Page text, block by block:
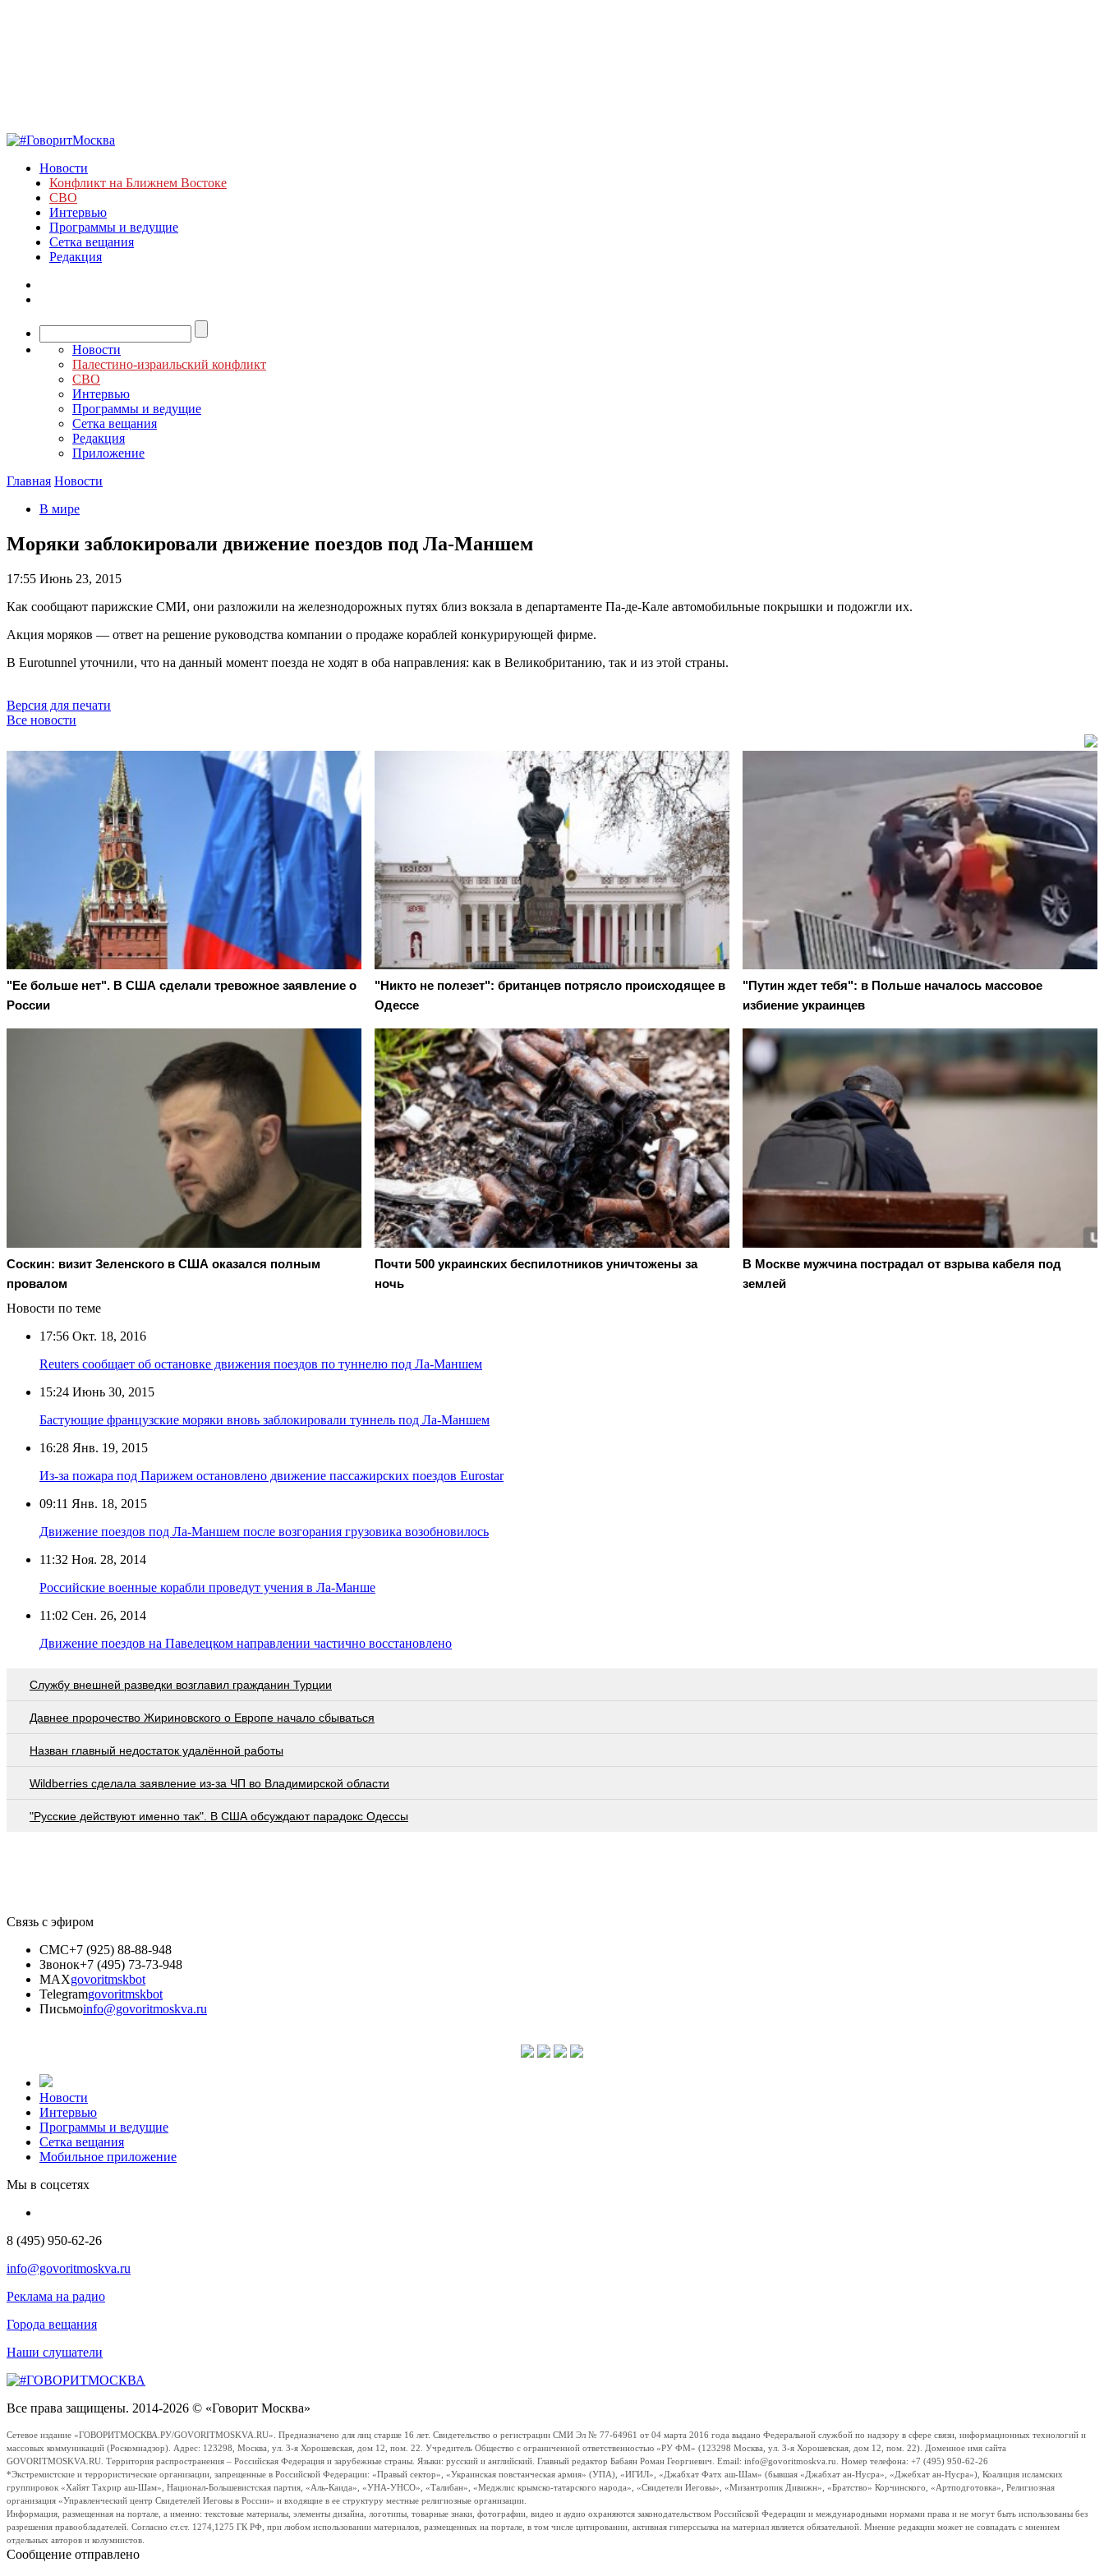
Новости
Конфликт на Ближнем Востоке
СВО
Интервью
Программы и ведущие
Сетка вещания
Редакция
Новости
Палестино-израильский конфликт
СВО
Интервью
Программы и ведущие
Сетка вещания
Редакция
Приложение
Главная Новости
В мире
Моряки заблокировали движение поездов под Ла-Маншем
17:55 Июнь 23, 2015
Как сообщают парижские СМИ, они разложили на железнодорожных путях близ вокзала в департаменте Па-де-Кале автомобильные покрышки и подожгли их.
Акция моряков — ответ на решение руководства компании о продаже кораблей конкурирующей фирме.
В Eurotunnel уточнили, что на данный момент поезда не ходят в оба направления: как в Великобританию, так и из этой страны.
Версия для печати
Все новости
"Ее больше нет". В США сделали тревожное заявление о
России
"Никто не полезет": британцев потрясло происходящее в
Одессе
"Путин ждет тебя": в Польше началось массовое
избиение украинцев
Соскин: визит Зеленского в США оказался полным
провалом
Почти 500 украинских беспилотников уничтожены за
ночь
В Москве мужчина пострадал от взрыва кабеля под
землей
Новости по теме
17:56 Окт. 18, 2016
Reuters сообщает об остановке движения поездов по туннелю под Ла-Маншем
15:24 Июнь 30, 2015
Бастующие французские моряки вновь заблокировали туннель под Ла-Маншем
16:28 Янв. 19, 2015
Из-за пожара под Парижем остановлено движение пассажирских поездов Eurostar
09:11 Янв. 18, 2015
Движение поездов под Ла-Маншем после возгорания грузовика возобновилось
11:32 Ноя. 28, 2014
Российские военные корабли проведут учения в Ла-Манше
11:02 Сен. 26, 2014
Движение поездов на Павелецком направлении частично восстановлено
Службу внешней разведки возглавил гражданин Турции
Давнее пророчество Жириновского о Европе начало сбываться
Назван главный недостаток удалённой работы
Wildberries cделала заявление из-за ЧП во Владимирской области
"Русские действуют именно так". В США обсуждают парадокс Одессы
Связь с эфиром
СМС+7 (925) 88-88-948
Звонок+7 (495) 73-73-948
MAXgovoritmskbot
Telegramgovoritmskbot
Письмоinfo@govoritmoskva.ru
Новости
Интервью
Программы и ведущие
Сетка вещания
Мобильное приложение
Мы в соцсетях
8 (495) 950-62-26
info@govoritmoskva.ru
Реклама на радио
Города вещания
Наши слушатели
Все права защищены. 2014-2026 © «Говорит Москва»
Сетевое издание «ГОВОРИТМОСКВА.РУ/GOVORITMOSKVA.RU». Предназначено для лиц старше 16 лет. Свидетельство о регистрации СМИ Эл № 77-64961 от 04 марта 2016 года выдано Федеральной службой по надзору в сфере связи, информационных технологий и
массовых коммуникаций (Роскомнадзор). Адрес: 123298, Москва, ул. 3-я Хорошевская, дом 12, пом. 22. Учредитель Общество с ограниченной ответственностью «РУ ФМ» (123298 Москва, ул. 3-я Хорошевская, дом 12, пом. 22). Доменное имя сайта
GOVORITMOSKVA.RU. Территория распространения – Российская Федерация и зарубежные страны. Языки: русский и английский. Главный редактор Бабаян Роман Георгиевич. Email: info@govoritmoskva.ru. Номер телефона: +7 (495) 950-62-26
*Экстремистские и террористические организации, запрещенные в Российской Федерации: «Правый сектор», «Украинская повстанческая армия» (УПА), «ИГИЛ», «Джабхат Фатх аш-Шам» (бывшая «Джабхат ан-Нусра», «Джебхат ан-Нусра»), Коалиция исламских
группировок «Хайят Тахрир аш-Шам», Национал-Большевистская партия, «Аль-Каида», «УНА-УНСО», «Талибан», «Меджлис крымско-татарского народа», «Свидетели Иеговы», «Мизантропик Дивижн», «Братство» Корчинского, «Артподготовка», Религиозная
организация «Управленческий центр Свидетелей Иеговы в России» и входящие в ее структуру местные религиозные организации.
Информация, размещенная на портале, а именно: текстовые материалы, элементы дизайна, логотипы, товарные знаки, фотографии, видео и аудио охраняются законодательством Российской Федерации и международными нормами права и не могут быть использованы без
разрешения правообладателей. Согласно ст.ст. 1274,1275 ГК РФ, при любом использовании материалов, размещенных на портале, в том числе цитировании, активная гиперссылка на материал является обязательной. Мнение редакции может не совпадать с мнением
отдельных авторов и колумнистов.
Сообщение отправлено